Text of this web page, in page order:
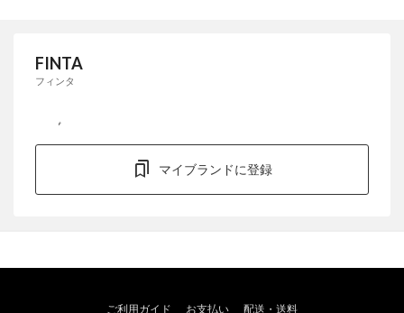
FINTA
フィンタ
マイブランドに登録
ご利用ガイド お支払い 配送・送料